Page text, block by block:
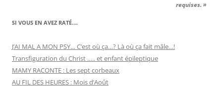
requises. »
SI VOUS EN AVEZ RATÉ….
J’AI MAL A MON PSY… C’est où ça…? Là où ça fait mâle…!
Transfiguration du Christ ….. et enfant épileptique
MAMY RACONTE : Les sept corbeaux
AU FIL DES HEURES : Mois d’Août